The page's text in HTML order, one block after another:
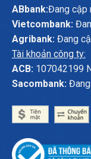
ABbank:Đang cập
Vietcombank:
Agribank:Đang
Tài khoản công ty:
ACB:107042199
Sacombank:Đang